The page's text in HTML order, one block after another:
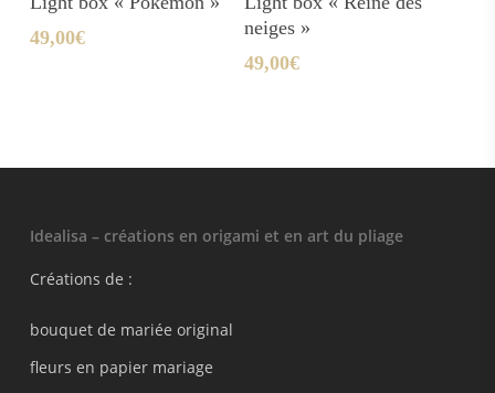
49,00€
neiges »
49,00€
Idealisa – créations en origami et en art du pliage
Créations de :
bouquet de mariée original
fleurs en papier mariage